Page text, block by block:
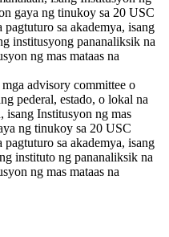
gaya ng tinukoy sa 20 USC
pagtuturo sa akademya, isang
institusyong pananaliksik na
ng mas mataas na
advisory committee o
pederal, estado, o lokal na
isang Institusyon ng mas
ng tinukoy sa 20 USC
pagtuturo sa akademya, isang
instituto ng pananaliksik na
ng mas mataas na